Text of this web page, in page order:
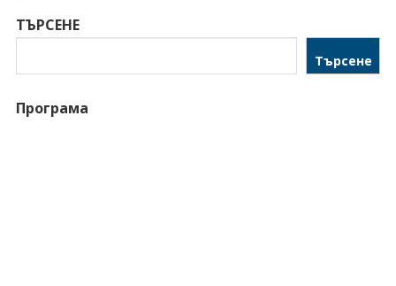
ТЪРСЕНЕ
Търсене
Програма